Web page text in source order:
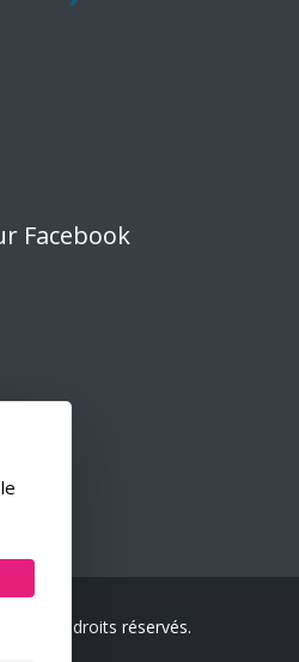
Facebook
– Tous droits réservés.